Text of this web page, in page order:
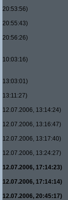
20:53:56)
20:55:43)
20:56:26)
10:03:16)
13:03:01)
13:11:27)
12.07.2006, 13:14:24)
12.07.2006, 13:16:47)
12.07.2006, 13:17:40)
12.07.2006, 13:24:27)
12.07.2006, 17:14:23)
12.07.2006, 17:14:14)
12.07.2006, 20:45:17)